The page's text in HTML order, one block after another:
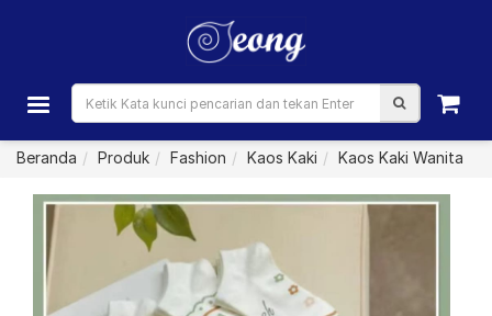
Beranda Produk Fashion Kaos Kaki Kaos Kaki Wanita